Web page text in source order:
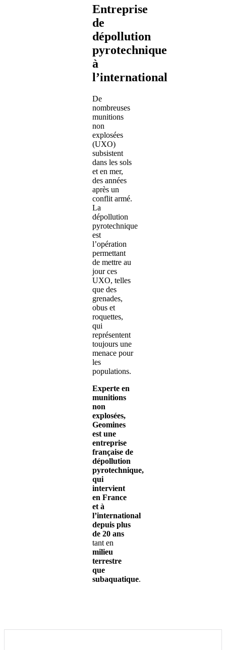
Entreprise
de
dépollution
pyrotechnique
à
l’international
De
nombreuses
munitions
non
explosées
(UXO)
subsistent
dans les sols
et en mer,
des années
après un
conflit armé.
La
dépollution
pyrotechnique
est
l’opération
permettant
de mettre au
jour ces
UXO, telles
que des
grenades,
obus et
roquettes,
qui
représentent
toujours une
menace pour
les
populations.
Experte en
munitions
non
explosées,
Geomines
est une
entreprise
française de
dépollution
pyrotechnique,
qui
intervient
en France
et à
l’international
depuis plus
de 20 ans
tant en
milieu
terrestre
que
subaquatique.